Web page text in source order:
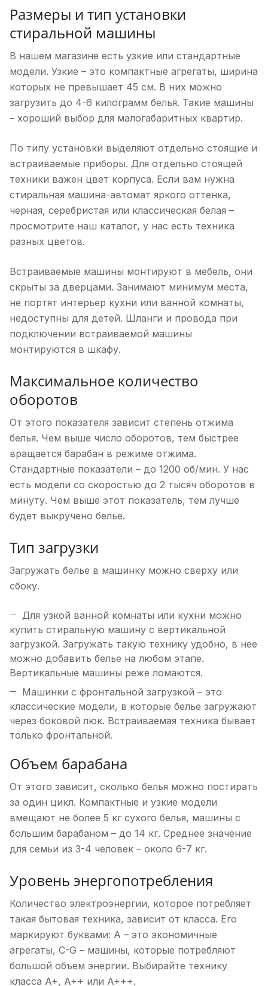
Размеры и тип установки
стиральной машины
В нашем магазине есть узкие или стандартные
модели. Узкие – это компактные агрегаты, ширина
которых не превышает 45 см. В них можно
загрузить до 4-6 килограмм белья. Такие машины
– хороший выбор для малогабаритных квартир.
По типу установки выделяют отдельно стоящие и
встраиваемые приборы. Для отдельно стоящей
техники важен цвет корпуса. Если вам нужна
стиральная машина-автомат яркого оттенка,
черная, серебристая или классическая белая –
просмотрите наш каталог, у нас есть техника
разных цветов.
Встраиваемые машины монтируют в мебель, они
скрыты за дверцами. Занимают минимум места,
не портят интерьер кухни или ванной комнаты,
недоступны для детей. Шланги и провода при
подключении встраиваемой машины
монтируются в шкафу.
Максимальное количество
оборотов
От этого показателя зависит степень отжима
белья. Чем выше число оборотов, тем быстрее
вращается барабан в режиме отжима.
Стандартные показатели – до 1200 об/мин. У нас
есть модели со скоростью до 2 тысяч оборотов в
минуту. Чем выше этот показатель, тем лучше
будет выкручено белье.
Тип загрузки
Загружать белье в машинку можно сверху или
сбоку.
Для узкой ванной комнаты или кухни можно
купить стиральную машину с вертикальной
загрузкой. Загружать такую технику удобно, в нее
можно добавить белье на любом этапе.
Вертикальные машины реже ломаются.
Машинки с фронтальной загрузкой – это
классические модели, в которые белье загружают
через боковой люк. Встраиваемая техника бывает
только фронтальной.
Объем барабана
От этого зависит, сколько белья можно постирать
за один цикл. Компактные и узкие модели
вмещают не более 5 кг сухого белья, машины с
большим барабаном – до 14 кг. Среднее значение
для семьи из 3-4 человек – около 6-7 кг.
Уровень энергопотребления
Количество электроэнергии, которое потребляет
такая бытовая техника, зависит от класса. Его
маркируют буквами: A – это экономичные
агрегаты, C-G – машины, которые потребляют
большой объем энергии. Выбирайте технику
класса A+, A++ или A+++.